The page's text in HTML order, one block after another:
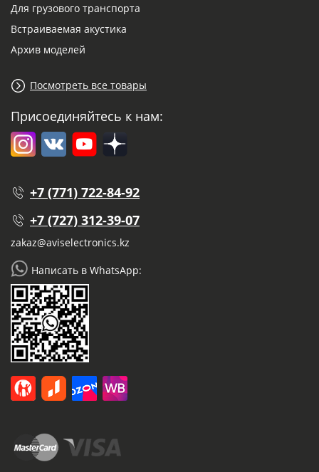
Для грузового транспорта
Встраиваемая акустика
Архив моделей
Посмотреть все товары
Присоединяйтесь к нам:
+7 (771) 722-84-92
+7 (727) 312-39-07
zakaz@aviselectronics.kz
Написать в WhatsApp: